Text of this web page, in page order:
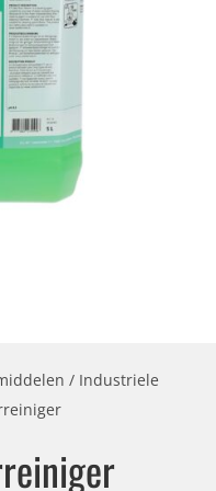
/ Industriele